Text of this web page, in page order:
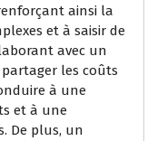
ainsi la
et à saisir de
avec un
les coûts
à une
et à une
De plus, un